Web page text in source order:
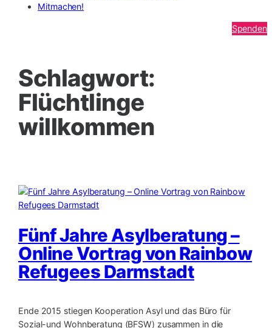
Mitmachen!
Spenden
Schlagwort:
Flüchtlinge
willkommen
Fünf Jahre Asylberatung –
Online Vortrag von Rainbow
Refugees Darmstadt
Ende 2015 stiegen Kooperation Asyl und das Büro für
Sozial-und Wohnberatung (BFSW) zusammen in die